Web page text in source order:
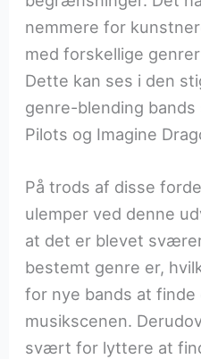
nemmere for
med forskellige
Dette kan ses i den
genre-blending
Pilots og Imagine
På trods af disse
ulemper ved denne
at det er blevet
bestemt genre er,
for nye bands at finde
musikscenen.
svært for lyttere at